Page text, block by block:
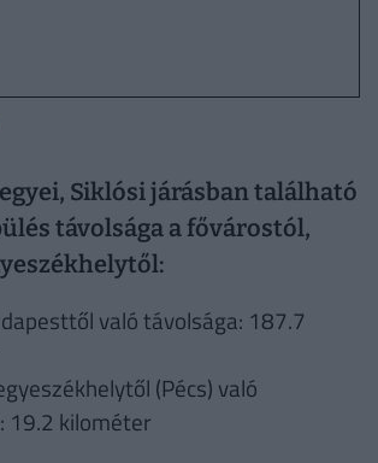
Siklósi járásban található
távolsága a fővárostól,
való távolsága: 187.7
(Pécs) való
19.2 kilométer